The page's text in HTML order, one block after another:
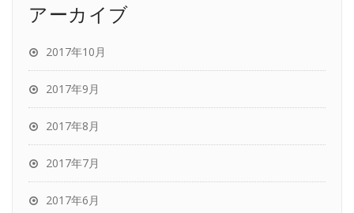
アーカイブ
2017年10月
2017年9月
2017年8月
2017年7月
2017年6月